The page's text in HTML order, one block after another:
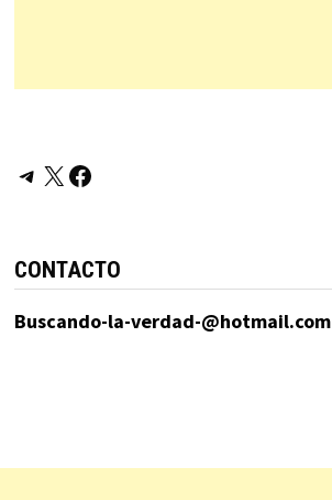
Telegram
X Facebook
CONTACTO
Buscando-la-verdad-@hotmail.com